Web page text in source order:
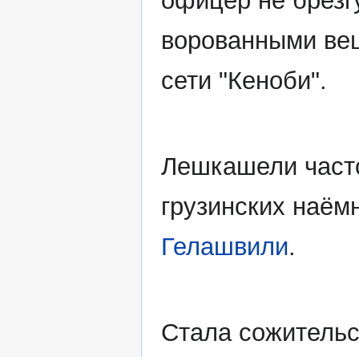
ворованными
сети "Кеноби".
Лешкашели
грузинских
Гелашвили.
Стала